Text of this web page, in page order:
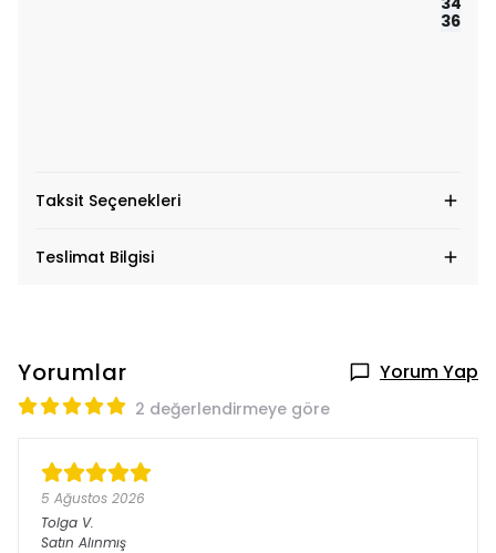
36 bel
Taksit Seçenekleri
Teslimat Bilgisi
Yorumlar Yorum Yap
2 değerlendirmeye göre
5 Ağustos 2026
Tolga V.
Satın Alınmış